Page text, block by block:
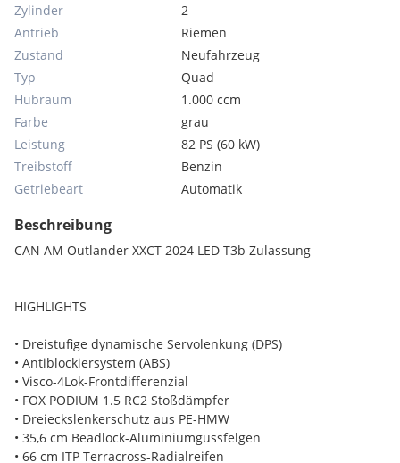
Zylinder
2
Antrieb
Riemen
Zustand
Neufahrzeug
Typ
Quad
Hubraum
1.000 ccm
Farbe
grau
Leistung
82 PS (60 kW)
Treibstoff
Benzin
Getriebeart
Automatik
Beschreibung
CAN AM Outlander XXCT 2024 LED T3b Zulassung
HIGHLIGHTS
• Dreistufige dynamische Servolenkung (DPS)
• Antiblockiersystem (ABS)
• Visco-4Lok-Frontdifferenzial
• FOX PODIUM 1.5 RC2 Stoßdämpfer
• Dreieckslenkerschutz aus PE-HMW
• 35,6 cm Beadlock-Aluminiumgussfelgen
• 66 cm ITP Terracross-Radialreifen